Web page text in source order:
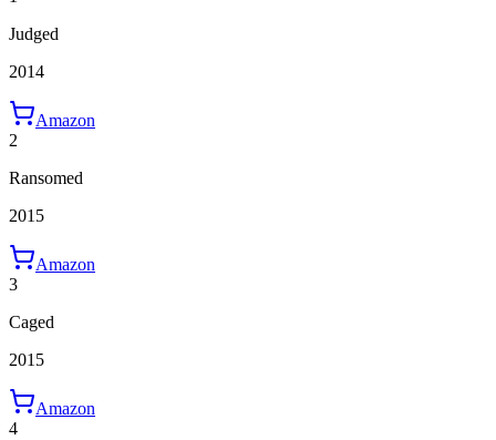
Judged
2014
Amazon
2
Ransomed
2015
Amazon
3
Caged
2015
Amazon
4